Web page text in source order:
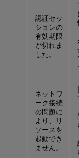
認証セッ
ションの
有効期限
が切れま
した。
ネットワ
ーク接続
の問題に
より、リ
ソースを
起動でき
ません。